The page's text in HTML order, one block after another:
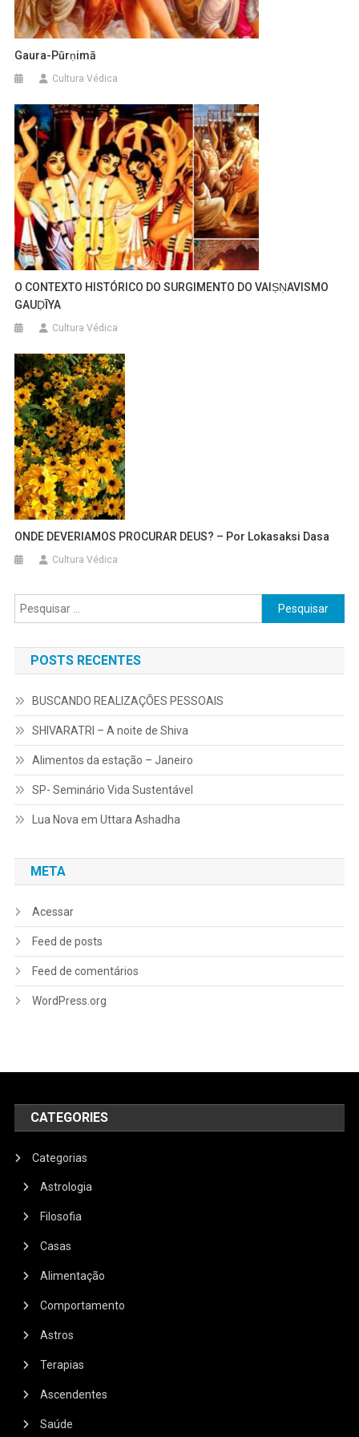
Gaura-Pūrṇimā
Cultura Védica
O CONTEXTO HISTÓRICO DO SURGIMENTO DO VAIṢṆAVISMO
GAUḌĪYA
Cultura Védica
ONDE DEVERIAMOS PROCURAR DEUS? – Por Lokasaksi Dasa
Cultura Védica
Pesquisar
por:
POSTS RECENTES
BUSCANDO REALIZAÇÕES PESSOAIS
SHIVARATRI – A noite de Shiva
Alimentos da estação – Janeiro
SP- Seminário Vida Sustentável
Lua Nova em Uttara Ashadha
META
Acessar
Feed de posts
Feed de comentários
WordPress.org
CATEGORIES
Categorias
Astrologia
Filosofia
Casas
Alimentação
Comportamento
Astros
Terapias
Ascendentes
Saúde